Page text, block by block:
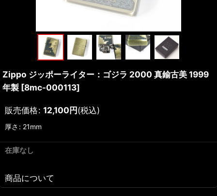
Zippo ジッポーライター：ゴジラ 2000 真鍮古美 1999
年製 [8mc-000113]
販売価格: 12,100円(税込)
厚さ : 21mm
在庫なし
商品について